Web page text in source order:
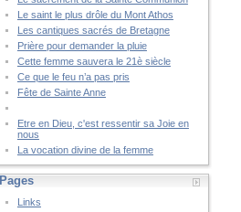
Le saint le plus drôle du Mont Athos
Les cantiques sacrés de Bretagne
Prière pour demander la pluie
Cette femme sauvera le 21è siècle
Ce que le feu n’a pas pris
Fête de Sainte Anne
Etre en Dieu, c'est ressentir sa Joie en
nous
La vocation divine de la femme
Pages
Links